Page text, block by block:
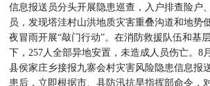
信息报送员分头开展隐患巡查，入户排查险户
员，发现塔洼村山洪地质灾害重叠沟道和地势
夜冒雨开展“敲门行动”。在消防救援队伍和基
下，257人全部异地安置，未造成人员伤亡。8
县侯家庄乡接报九寨会村灾害风险隐患信息报
患后，立即根据市、县防汛抗旱指挥部命令，